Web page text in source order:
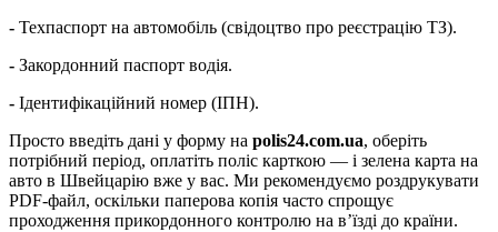
- Техпаспорт на автомобіль (свідоцтво про реєстрацію ТЗ).
- Закордонний паспорт водія.
- Ідентифікаційний номер (ІПН).
Просто введіть дані у форму на polis24.com.ua, оберіть
потрібний період, оплатіть поліс карткою — і зелена карта на
авто в Швейцарію вже у вас. Ми рекомендуємо роздрукувати
PDF-файл, оскільки паперова копія часто спрощує
проходження прикордонного контролю на в’їзді до країни.